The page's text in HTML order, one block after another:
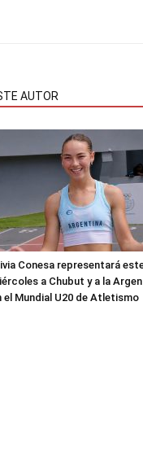
AUTOR
Conesa representará
a Chubut y a la
el Mundial U20 de Atletismo